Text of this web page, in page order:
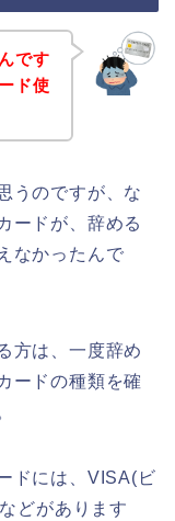
です
ド使
うのですが、な
ードが、辞める
なかったんで
方は、一度辞め
ードの種類を確
ドには、VISA(ビ
どがあります